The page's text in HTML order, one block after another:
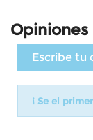
Opiniones
Escribe tu
¡ Se el